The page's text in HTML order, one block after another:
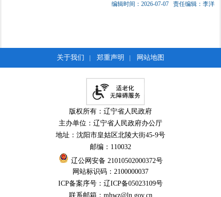
编辑时间：2026-07-07 责任编辑：李洋
关于我们 郑重声明 网站地图
版权所有：辽宁省人民政府
主办单位：辽宁省人民政府办公厅
地址：沈阳市皇姑区北陵大街45-9号
邮编：110032
辽公网安备 21010502000372号
网站标识码：2100000037
ICP备案序号：辽ICP备05023109号
联系邮箱：mhwz@ln.gov.cn